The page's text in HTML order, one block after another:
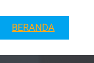
BERANDA